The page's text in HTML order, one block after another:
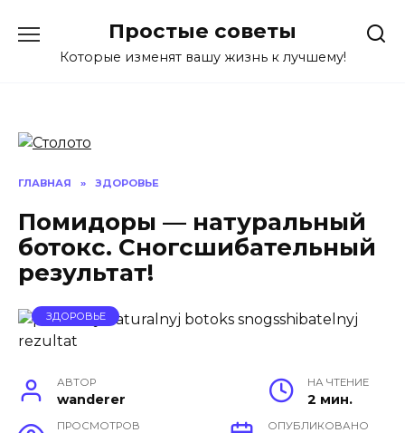
содержанию
Простые советы
Которые изменят вашу жизнь к лучшему!
ГЛАВНАЯ » ЗДОРОВЬЕ
Помидоры — натуральный
ботокс. Сногсшибательный
результат!
ЗДОРОВЬЕ
АВТОР
wanderer
НА ЧТЕНИЕ
2 мин.
ПРОСМОТРОВ ОПУБЛИКОВАНО